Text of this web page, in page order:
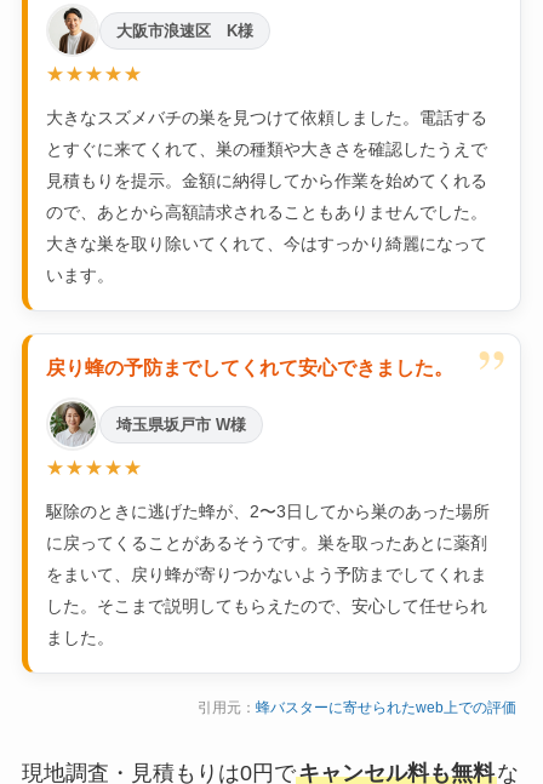
大阪市浪速区 K様
★★★★★
大きなスズメバチの巣を見つけて依頼しました。電話する
とすぐに来てくれて、巣の種類や大きさを確認したうえで
見積もりを提示。金額に納得してから作業を始めてくれる
ので、あとから高額請求されることもありませんでした。
大きな巣を取り除いてくれて、今はすっかり綺麗になって
います。
”
戻り蜂の予防までしてくれて安心できました。
埼玉県坂戸市 W様
★★★★★
駆除のときに逃げた蜂が、2〜3日してから巣のあった場所
に戻ってくることがあるそうです。巣を取ったあとに薬剤
をまいて、戻り蜂が寄りつかないよう予防までしてくれま
した。そこまで説明してもらえたので、安心して任せられ
ました。
引用元：蜂バスターに寄せられたweb上での評価
現地調査・見積もりは0円でキャンセル料も無料な